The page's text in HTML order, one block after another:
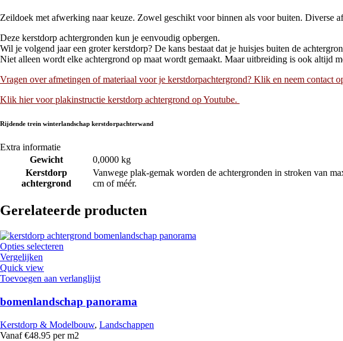
Zeildoek met afwerking naar keuze. Zowel geschikt voor binnen als voor buiten. Diverse
Deze kerstdorp achtergronden kun je eenvoudig opbergen.
Wil je volgend jaar een groter kerstdorp? De kans bestaat dat je huisjes buiten de
Niet alleen wordt elke achtergrond op maat wordt gemaakt. Maar uitbreiding is ook altijd
Vragen over afmetingen of materiaal voor je kerstdorpachtergrond? Klik en neem contact
Klik hier voor plakinstructie kerstdorp achtergrond op Youtube.
Rijdende trein winterlandschap kerstdorpachterwand
Extra informatie
Gewicht
0,0000 kg
Kerstdorp
achtergrond
Vanwege plak-gemak worden de achtergronden in stroken van
cm of méér.
Gerelateerde producten
Opties selecteren
Vergelijken
Quick view
Toevoegen aan verlanglijst
bomenlandschap panorama
Kerstdorp & Modelbouw, Landschappen
Vanaf €48.95 per m2